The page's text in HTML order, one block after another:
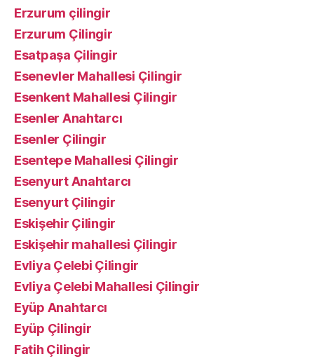
Erzurum çilingir
Erzurum Çilingir
Esatpaşa Çilingir
Esenevler Mahallesi Çilingir
Esenkent Mahallesi Çilingir
Esenler Anahtarcı
Esenler Çilingir
Esentepe Mahallesi Çilingir
Esenyurt Anahtarcı
Esenyurt Çilingir
Eskişehir Çilingir
Eskişehir mahallesi Çilingir
Evliya Çelebi Çilingir
Evliya Çelebi Mahallesi Çilingir
Eyüp Anahtarcı
Eyüp Çilingir
Fatih Çilingir